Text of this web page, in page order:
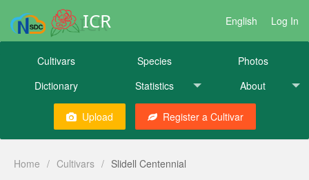
ICR English Log In
Cultivars Species
Photos
Dictionary
Statistics About
Upload Register a Cultivar
Home / Cultivars / Slidell Centennial